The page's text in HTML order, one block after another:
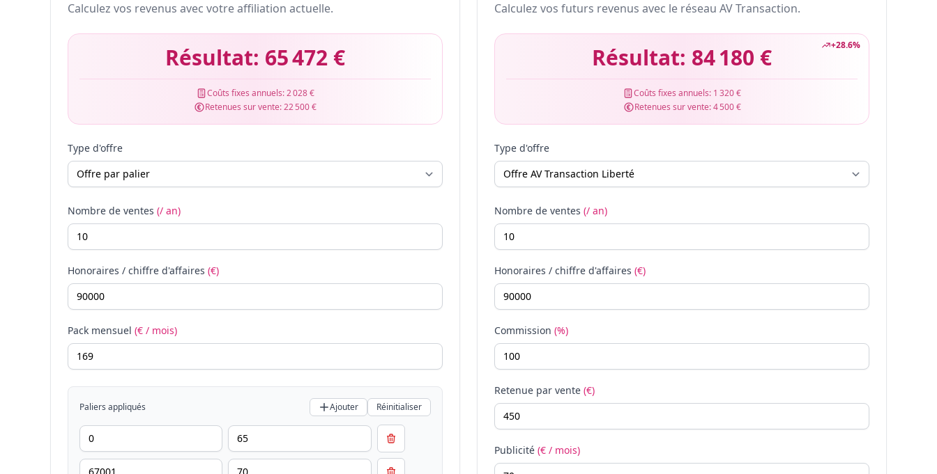
Calculez vos revenus avec votre affiliation actuelle.
Résultat: 65 472 €
Coûts fixes annuels:2 028 €
Retenues sur vente:22 500 €
Type d'offre
Nombre de ventes (/ an)
Honoraires / chiffre d'affaires (€)
Pack mensuel (€ / mois)
Paliers appliqués Ajouter Réinitialiser
Calculez vos futurs revenus avec le réseau AV Transaction.
+28.6%
Résultat: 84 180 €
Coûts fixes annuels: 1 320 €
Retenues sur vente:4 500 €
Type d'offre
Nombre de ventes (/ an)
Honoraires / chiffre d'affaires (€)
Commission (%)
Retenue par vente (€)
Publicité (€ / mois)